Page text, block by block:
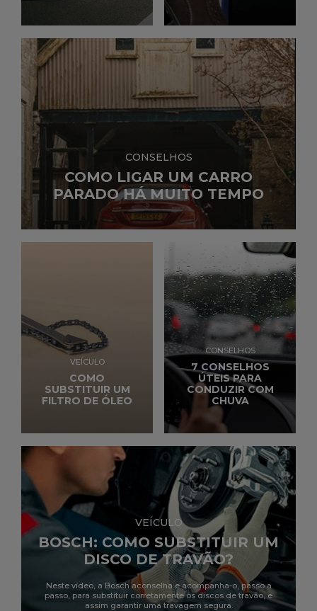
CONSELHOS
COMO LIGAR UM CARRO
PARADO HÁ MUITO TEMPO
VEÍCULO
COMO
SUBSTITUIR UM
FILTRO DE ÓLEO
CONSELHOS
7 CONSELHOS
ÚTEIS PARA
CONDUZIR COM
CHUVA
VEÍCULO
BOSCH: COMO SUBSTITUIR UM
DISCO DE TRAVÃO?
Neste vídeo, a Bosch aconselha e acompanha-o, passo a
passo, para substituir corretamente os discos de travão, e
assim garantir uma travagem segura.